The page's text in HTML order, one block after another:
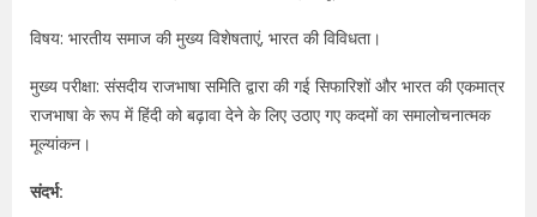
विषय: भारतीय समाज की मुख्य विशेषताएं, भारत की विविधता।
मुख्य परीक्षा: संसदीय राजभाषा समिति द्वारा की गई सिफारिशों और भारत की एकमात्र
राजभाषा के रूप में हिंदी को बढ़ावा देने के लिए उठाए गए कदमों का समालोचनात्मक
मूल्यांकन।
संदर्भ: